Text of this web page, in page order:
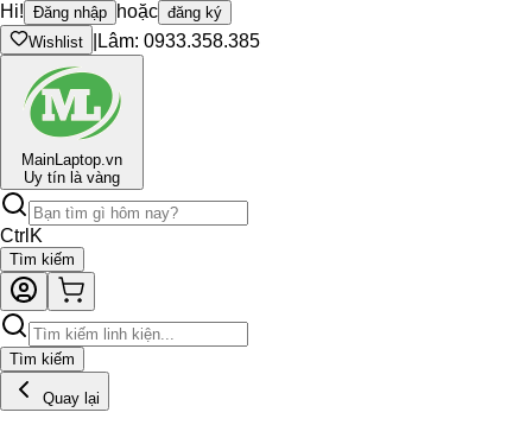
Hi! Đăng nhập hoặc đăng ký
Wishlist
Lâm: 0933.358.385
MainLaptop.vn
Uy tín là vàng
Ctrl K
Tìm kiếm
Tìm kiếm
Quay lại